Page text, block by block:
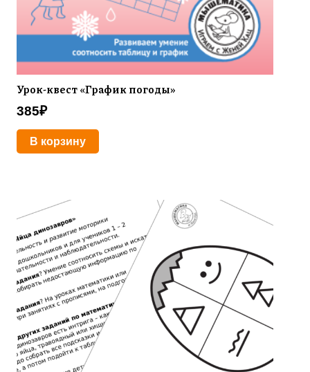
Урок-квест «График погоды»
385₽
В корзину